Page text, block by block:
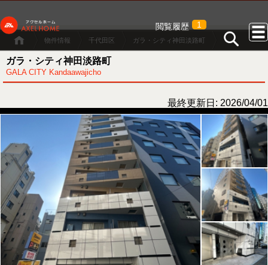
閲覧履歴 1
物件情報 千代田区 ガラ・シティ神田淡路町
ガラ・シティ神田淡路町
GALA CITY Kandaawajicho
最終更新日: 2026/04/01